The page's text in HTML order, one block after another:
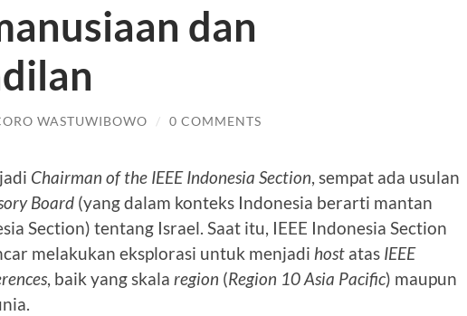
dan
WASTUWIBOWO / 0 COMMENTS
Chairman of the IEEE Indonesia Section, sempat ada usulan
Board (yang dalam konteks Indonesia berarti mantan
Section) tentang Israel. Saat itu, IEEE Indonesia Section
melakukan eksplorasi untuk menjadi host atas IEEE
, baik yang skala region (Region 10 Asia Pacific) maupun